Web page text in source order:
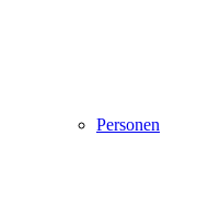
Personen